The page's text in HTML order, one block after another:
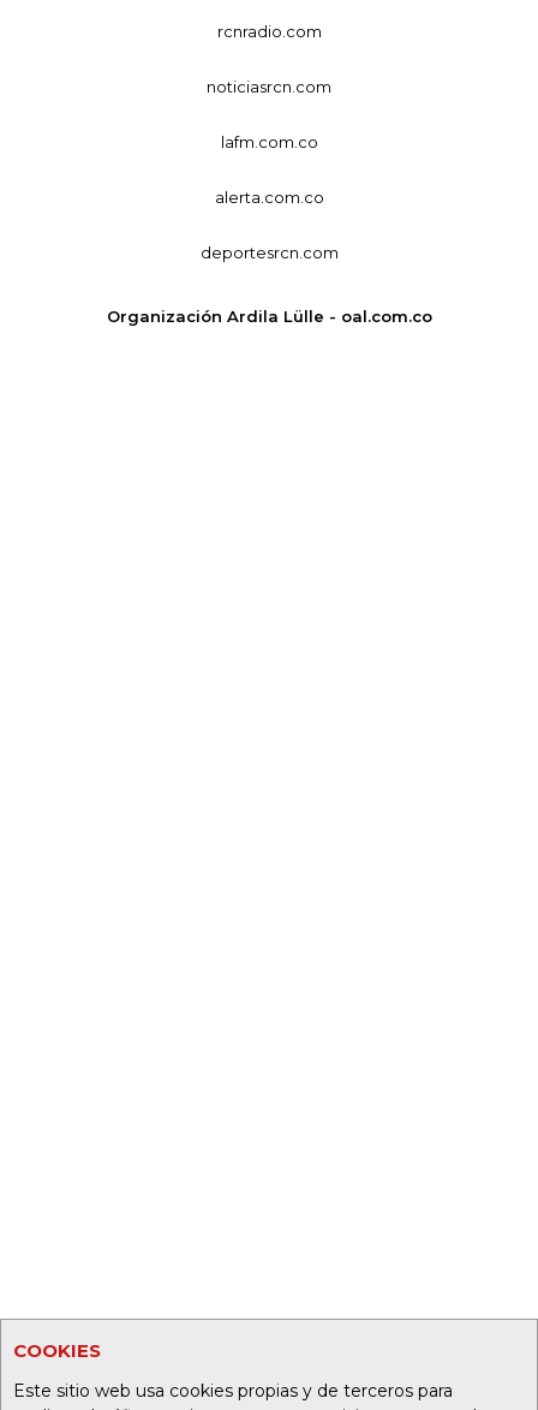
COOKIES
Este sitio web usa cookies propias y de terceros para
rcnradio.com
noticiasrcn.com
lafm.com.co
alerta.com.co
deportesrcn.com
Organización Ardila Lülle - oal.com.co